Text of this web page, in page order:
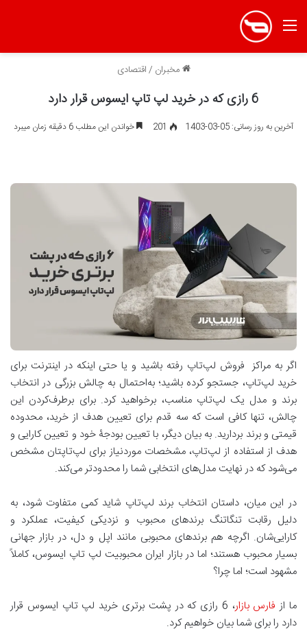
منو
مخبران /اقتصادی
6 رازی که در خرید لپ تاپ ایسوس قرار دارد
آخرین به روز رسانی: 05-03-1403 201 خواندن این مطلب 6 دقیقه زمان میبرد
اگر به مراکز فروش لپ‌تاپ رفته باشید و یا حتی اینکه در اینترنت برای
خرید لپ‌تاپ، جستجو کرده باشید؛ به‌احتمال به چالش بزرگی در انتخاب
برند و مدل یک لپ‌تاپ مناسب، برخواهید کرد. برای برطرف‌کردن این
چالش، تنها کافی است که سه قدم برای تعیین هدف از خرید، محدوده
قیمتی و برند بردارید. به بیان دیگر، با تعیین بودجۀ خود و تعیین کارایی و
هدف از استفاده از لپ‌تاپ، مشخصات موردنیاز برای لپ‌تاپتان مشخص
می‌شود که در نهایت مدل‌های انتخابی شما را محدودتر می‌کند.
در این میان، داستان انتخاب برند لپ‌تاپ شاید کمی متفاوت شود، به
دلیل رقابت تنگاتنگ برندهای محبوب و نزدیکی کیفیت، عملکرد و
کارایی‌شان. اگرچه هم برندهای محبوبی مانند اپل و دل، در بازار جهانی
بسیار محبوب هستند؛ اما در بازار ایران محبوبیت لپ تاپ ایسوس، کاملاً
مشهود است؛ اما چرا؟
ما از فارس بازار
، 6 رازی که در پشت برتری خرید لپ تاپ ایسوس قرار
دارد را برای شما بیان خواهیم کرد.